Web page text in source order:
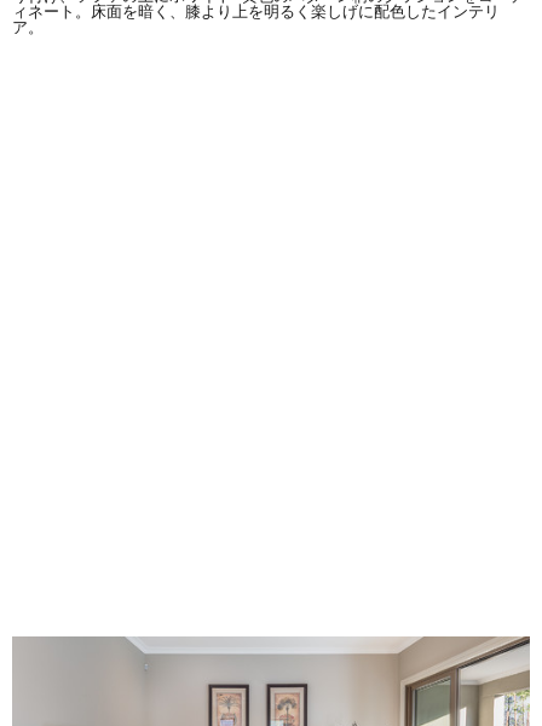
ィネート。床面を暗く、膝より上を明るく楽しげに配色したインテリ
ア。